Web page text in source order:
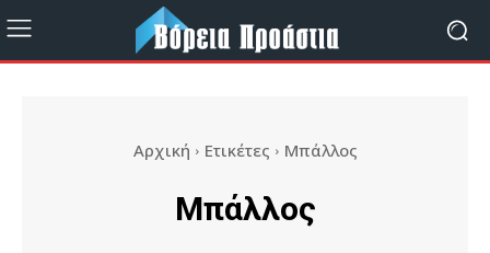
Αρχική Ετικέτες Μπάλλος
Μπάλλος